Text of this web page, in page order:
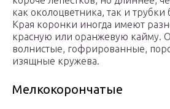
как околоцветника, так и
Края коронки иногда имеют
красную или оранжевую кайму.
волнистые, гофрированные,
изящные кружева.
Мелкокорончатые